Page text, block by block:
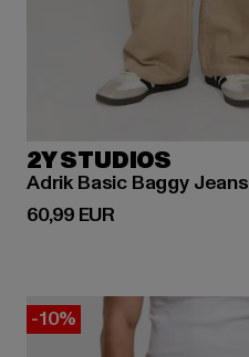
2Y STUDIOS
Adrik Basic Baggy Jeans
60,99 EUR
Derzeitiger Preis: 60,99 EUR
-10%